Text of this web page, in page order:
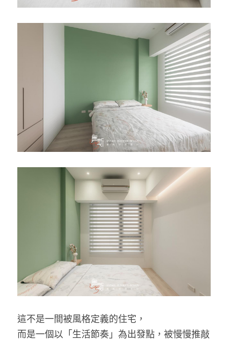
這不是一間被風格定義的住宅，
而是一個以「生活節奏」為出發點，被慢慢推敲